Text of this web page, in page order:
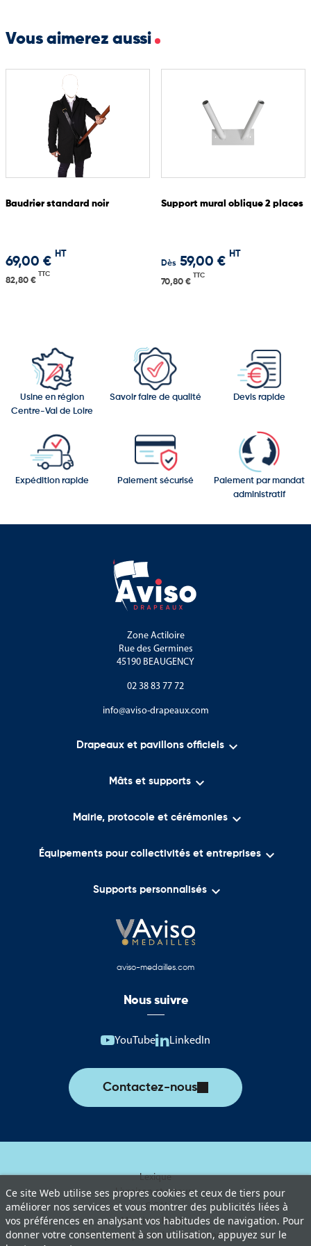
Système anti-roulement pour une meilleure stabilité en façade
Plombage pour un tombé parfaitement droit
Fabrication sur mesure : hampe brute, coupe franche, agrafage,
Conseil et accompagnement sur demande pour projets
Vous aimerez aussi
Baudrier standard noir
69,00 €
HT
82,80 €
TTC
Support mural oblique 2 places
Dès 59,00 €
HT
70,80 €
TTC
Usine en région
Centre-Val de Loire
Savoir faire de qualité Devis rapide
Expédition rapide Paiement sécurisé
Paiement par mandat
administratif
Zone Actiloire
Rue des Germines
45190 BEAUGENCY
02 38 83 77 72
info@aviso-drapeaux.com
Drapeaux et pavillons officiels 
Mâts et supports 
Mairie, protocole et cérémonies 
Équipements pour collectivités et entreprises 
Supports personnalisés 
Ce site Web utilise ses propres cookies et ceux de tiers pour
améliorer nos services et vous montrer des publicités liées à
vos préférences en analysant vos habitudes de navigation. Pour
donner votre consentement à son utilisation, appuyez sur le
aviso-medailles.com
Nous suivre
YouTube LinkedIn
Contactez-nous
Lexique
Livraison et retours
C.G.V
Mentions légales
Politique de protection des données